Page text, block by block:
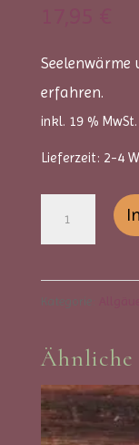
Seelenwärme
erfahren.
inkl. 19 % MwSt.
Lieferzeit: 2-4
Ruprechtskraut
Kategorie:
Ähnliche